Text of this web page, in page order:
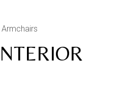
Armchairs